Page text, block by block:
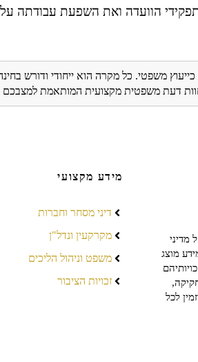
תפקידי הוועדה ואת השפעת עבודתה
משפטי. כל מקרה הוא ייחודי ודורש
דעת משפטית מקצועית המותאמת למצבכם
מדיני
מוצג
לכל
מידע מקצועי
דיני מסחר וחברות
מקרקעין ונדל"ן
משפט וניהול הליכים
זכויות הציבור